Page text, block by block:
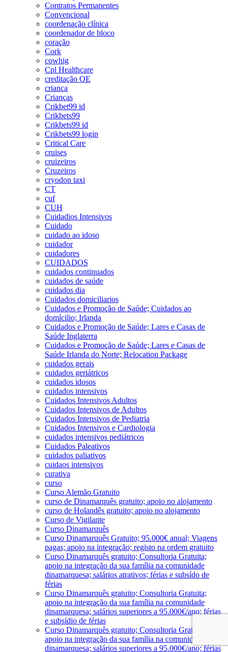
Contratos Permanentes
Convencional
coordenação clínica
coordenador de bloco
coração
Cork
cowhig
Cpl Healthcare
creditação OE
criança
Crianças
Crikbet99 id
Crikbets99
Crikbets99 id
Crikbets99 login
Critical Care
cruises
cruizeiros
Cruzeiros
cryodon taxi
CT
cuf
CUH
Cuidadios Intensivos
Cuidado
cuidado ao idoso
cuidador
cuidadores
CUIDADOS
cuidados continuados
cuidados de saúde
cuidados dia
Cuidados domiciliarios
Cuidados e Promoção de Saúde; Cuidados ao
domícilio; Irlanda
Cuidados e Promoção de Saúde; Lares e Casas de
Saúde Inglaterra
Cuidados e Promoção de Saúde; Lares e Casas de
Saúde Irlanda do Norte; Relocation Package
cuidados gerais
cuidados geriátricos
cuidados idosos
cuidados intensivos
Cuidados Intensivos Adultos
Cuidados Intensivos de Adultos
Cuidados Intensivos de Pediatria
Cuidados Intensivos e Cardiologia
cuidados intensivos pediátricos
Cuidados Paleativos
cuidados paliativos
cuidaos intensivos
curativa
curso
Curso Alemão Gratuito
curso de Dinamarquês gratuito; apoio no alojamento
curso de Holandês gratuito; apoio no alojamento
Curso de Vigilante
Curso Dinamarquês
Curso Dinamarquês Gratuito; 95.000€ anual; Viagens
pagas; apoio na integração; registo na ordem gratuito
Curso Dinamarquês gratuito; Consultoria Gratuita;
apoio na integração da sua família na comunidade
dinamarquesa; salários atrativos; férias e subsído de
férias
Curso Dinamarquês gratuito; Consultoria Gratuita;
apoio na integração da sua família na comunidade
dinamarquesa; salários superiores a 95.000€/ano; férias
e subsídio de férias
Curso Dinamarquês gratuito; Consultoria Gratuita;
apoio na integração da sua família na comunidade
dinamarquesa; salários superiores a 95.000€/ano; férias